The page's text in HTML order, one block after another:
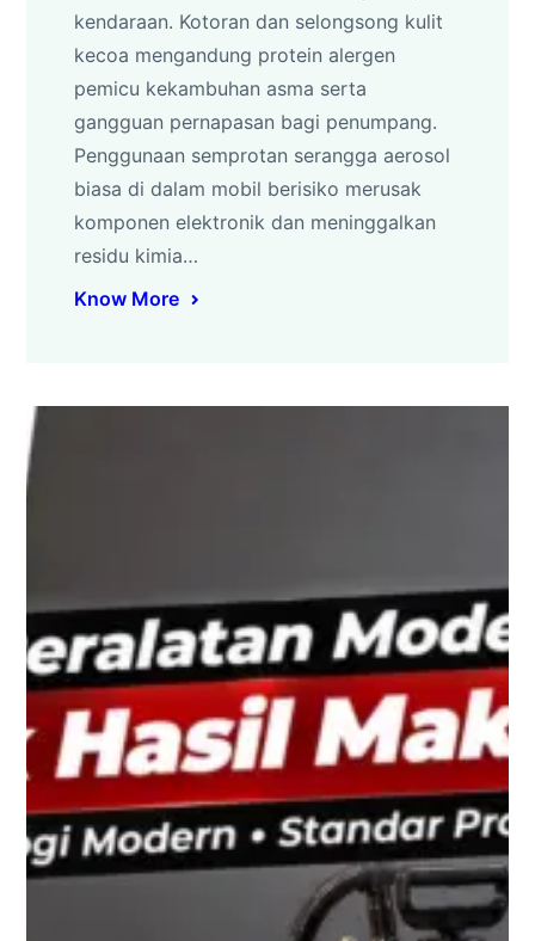
kendaraan. Kotoran dan selongsong kulit
kecoa mengandung protein alergen
pemicu kekambuhan asma serta
gangguan pernapasan bagi penumpang.
Penggunaan semprotan serangga aerosol
biasa di dalam mobil berisiko merusak
komponen elektronik dan meninggalkan
residu kimia…
Know More